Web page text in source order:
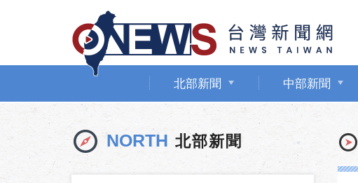
北部新聞 中部新聞
NORTH 北部新聞